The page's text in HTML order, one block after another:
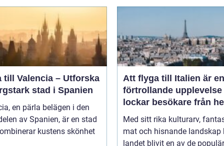
till Valencia – Utforska
stad i Spanien
en pärla belägen i den
av Spanien, är en stad
kustens skönhet
Att flyga till Italien är en
förtrollande upplevelse
lockar besökare från
världen
Med sitt rika kulturarv,
mat och hisnande landskap
landet blivit en av de